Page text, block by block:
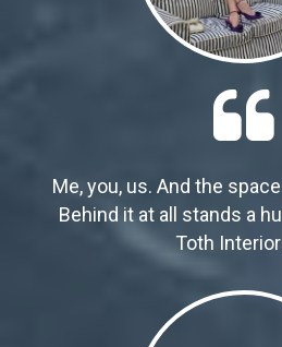

Me, you, us. And the
Behind it at all stands a
Toth